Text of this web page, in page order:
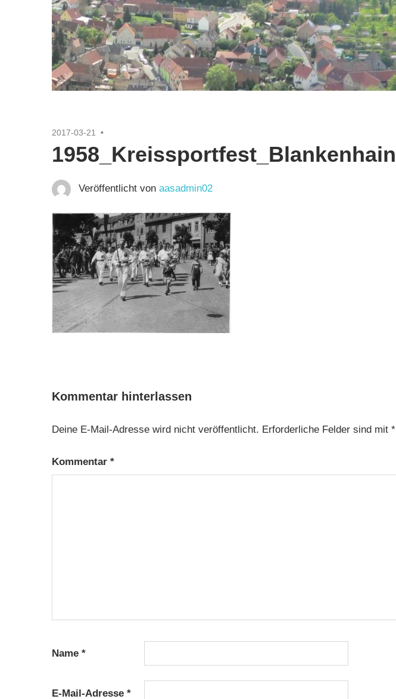
2017-03-21
1958_Kreissportfest_Blankenhain
Veröffentlicht von aasadmin02
Kommentar hinterlassen
Deine E-Mail-Adresse wird nicht veröffentlicht. Erforderliche Felder sind mit *
Kommentar *
Name *
E-Mail-Adresse *